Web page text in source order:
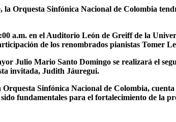
Orquesta Sinfónica Nacional de Colombia
a.m. en el Auditorio León de Greiff de la
de los renombrados pianistas Tomer
Julio Mario Santo Domingo se realizará el
invitada, Judith Jáuregui.
Sinfónica Nacional de Colombia,
fundamentales para el fortalecimiento de la